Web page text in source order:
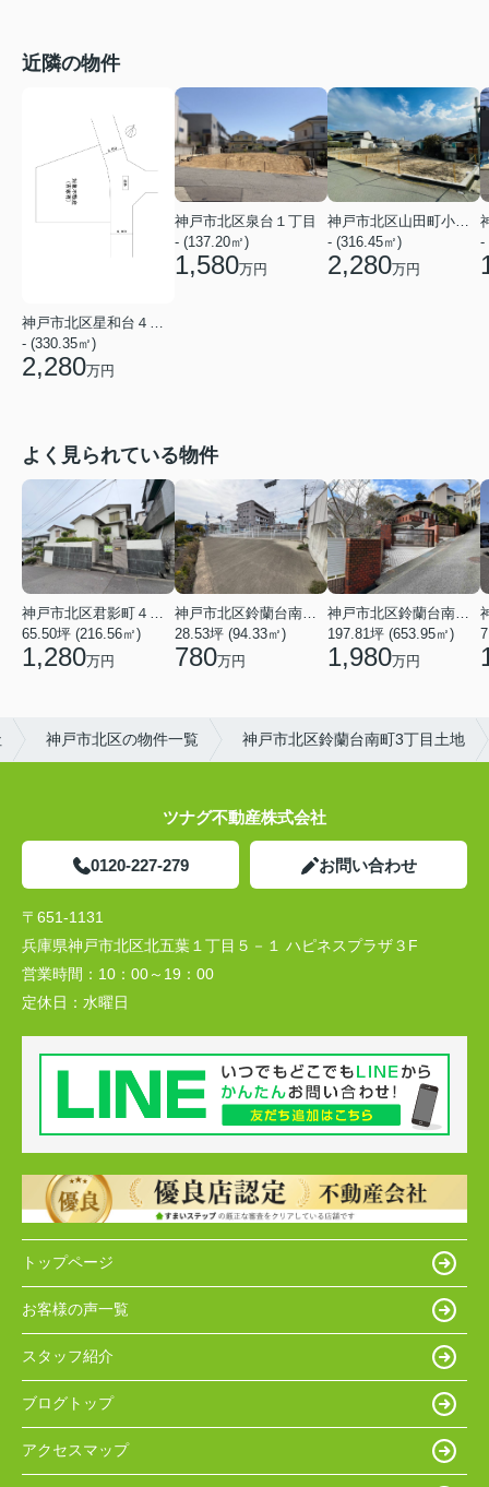
近隣の物件
神戸市北区星和台４丁目
- (330.35㎡)
2,280万円
神戸市北区泉台１丁目
- (137.20㎡)
1,580万円
神戸市北区山田町小部字宮ノ前
- (316.45㎡)
2,280万円
-
よく見られている物件
神戸市北区君影町４丁目
65.50坪 (216.56㎡)
1,280万円
神戸市北区鈴蘭台南町３丁目
28.53坪 (94.33㎡)
780万円
神戸市北区鈴蘭台南町１丁目
197.81坪 (653.95㎡)
1,980万円
神戸市北区の物件一覧 神戸市北区鈴蘭台南町3丁目土地
ツナグ不動産株式会社
0120-227-279 お問い合わせ
〒651-1131
兵庫県神戸市北区北五葉１丁目５－１ ハピネスプラザ３F
営業時間： 10：00～19：00
定休日： 水曜日
トップページ
お客様の声一覧
スタッフ紹介
ブログトップ
アクセスマップ